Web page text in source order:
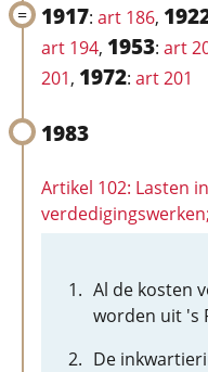
1917: art 186,
art 194, 1953: art
201, 1972: art 201
1983
Artikel 102: Lasten
Al de kosten
worden uit 's
De